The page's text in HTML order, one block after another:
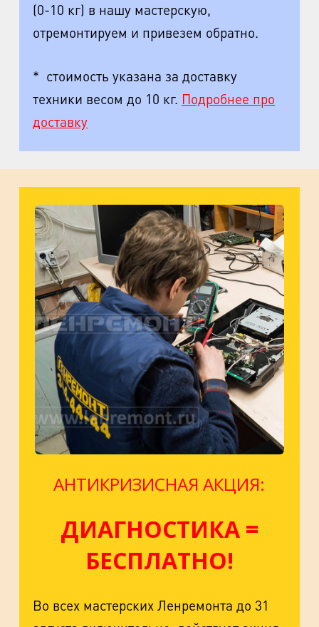
(0-10 кг) в нашу мастерскую,
отремонтируем и привезем обратно.
* стоимость указана за доставку
техники весом до 10 кг. Подробнее про
доставку
АНТИКРИЗИСНАЯ АКЦИЯ:
ДИАГНОСТИКА =
БЕСПЛАТНО!
Во всех мастерских Ленремонта до 31